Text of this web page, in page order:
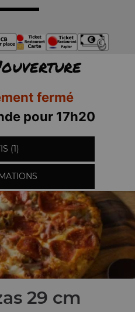
fermé
pour 17h20
(1)
29 cm